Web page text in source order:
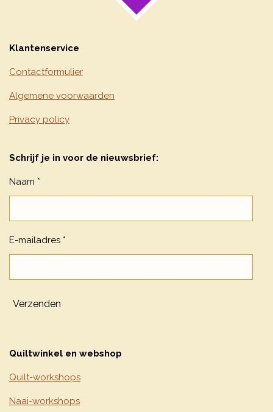
Klantenservice
Contactformulier
Algemene voorwaarden
Privacy policy
Schrijf je in voor de nieuwsbrief:
Naam *
E-mailadres *
Verzenden
Quiltwinkel en webshop
Quilt-workshops
Naai-workshops